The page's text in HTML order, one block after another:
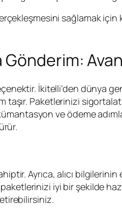
sağlamak
Gönderim:
İkitelli’den dünya
taşır. Paketlerinizi
ve ödeme
Ayrıca, alıcı bilgilerinin
iyi bir şekilde